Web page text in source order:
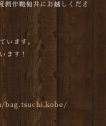
創作鞄槌井にお越しくださ
います。
ます！
bag.tsuchi_kobe/